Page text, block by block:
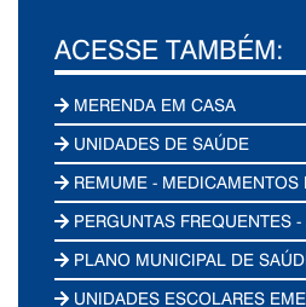
ACESSE TAMBÉM:
MERENDA EM CASA
UNIDADES DE SAÚDE
REMUME - MEDICAMENTOS
PERGUNTAS FREQUENTES
PLANO MUNICIPAL DE
UNIDADES ESCOLARES